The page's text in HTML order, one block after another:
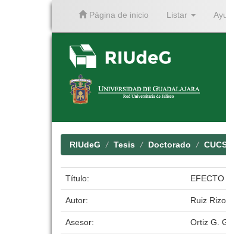
Página de inicio Listar
RIUdeG Tesis Doctorado
Título:
Autor: Ruiz
Asesor: Ortiz G.